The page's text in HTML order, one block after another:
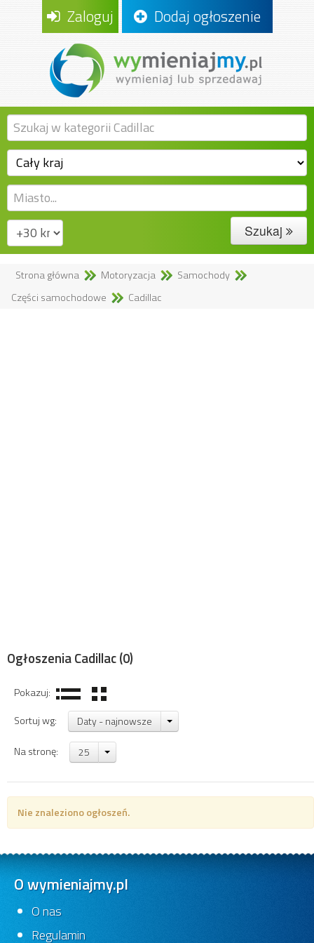
Zaloguj Dodaj ogłoszenie
Szukaj
Strona główna Motoryzacja
Samochody
Części samochodowe
Cadillac
Ogłoszenia Cadillac(0)
Pokazuj:
Sortuj wg:
Daty - najnowsze
Na stronę: 25
Nie znaleziono ogłoszeń.
O wymieniajmy.pl
O nas
Regulamin